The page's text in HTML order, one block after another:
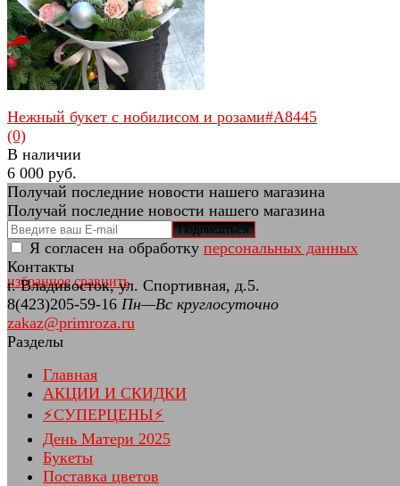
избранное сравнить
избранное сравнить
Нежный букет с нобилисом и розами#A8445
(0)
В наличии
6 000 руб.
Получай последние новости нашего магазина
Получай последние новости нашего магазина
Подписаться
Я согласен на обработку персональных данных
Контакты
г. Владивосток, ул. Спортивная, д.5.
8(423)205-59-16 Пн—Вс круглосуточно
zakaz@primroza.ru
Разделы
Главная
АКЦИИ И СКИДКИ
⚡СУПЕРЦЕНЫ⚡
День Матери 2025
Букеты
Поставка цветов